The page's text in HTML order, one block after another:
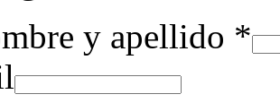
y apellido *